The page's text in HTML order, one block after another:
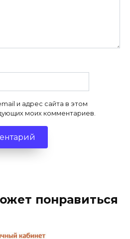
и адрес сайта в этом
моих комментариев.
понравиться